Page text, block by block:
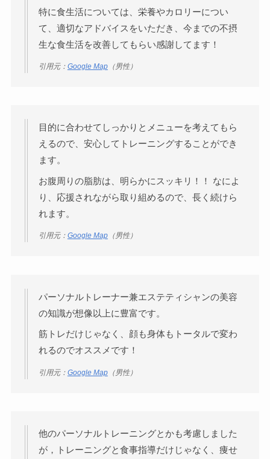
特に食生活については、栄養やカロリーについ
て、適切なアドバイスをいただき、今までの不摂
生な食生活を改善してもらい感謝してます！
引用元： Google Map（男性）
目的に合わせてしっかりとメニューを考えてもら
えるので、安心してトレーニングすることができ
ます。
お腹周りの脂肪は、明らかにスッキリ！！ なによ
り、応援されながら取り組めるので、長く続けら
れます。
引用元： Google Map（男性）
パーソナルトレーナー兼エステティシャンの美容
の知識が想像以上に豊富です。
筋トレだけじゃなく、顔も身体もトータルで変わ
れるのでオススメです！
引用元： Google Map（男性）
他のパーソナルトレーニングとかも考慮しました
が，トレーニングと食事指導だけじゃなく、痩せ